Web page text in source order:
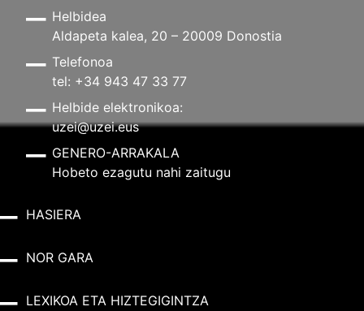
Helbidea
Aldapeta kalea, 20 – 20009 Donostia
Telefonoa
tel: +34 943 47 33 77
Helbide elektronikoa:
uzei@uzei.eus
GENERO-ARRAKALA
Hobeto ezagutu nahi zaitugu
HASIERA
NOR GARA
LEXIKOA ETA HIZTEGIGINTZA